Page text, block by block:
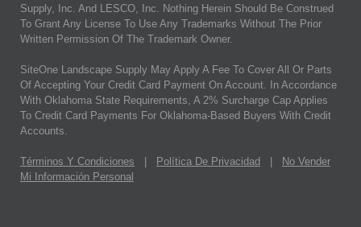
Supply, Inc. And LESCO, Inc. Nothing Herein Should Be Construed
To Grant Any License To Use Any Trademarks Without The Prior
Written Permission Of The Trademark Owner.
SiteOne Landscape Supply May Apply A Fee To Cover All Or Parts
Of Accepting Your Credit Card Payment On Account. In Accordance
With Oklahoma State Requirements, A 2% Surcharge Cap Applies
To Credit Card Payments For Oklahoma-Based Buyers With Credit
Accounts.
Términos Y Condiciones Política De Privacidad
No Vender
Mi Información Personal